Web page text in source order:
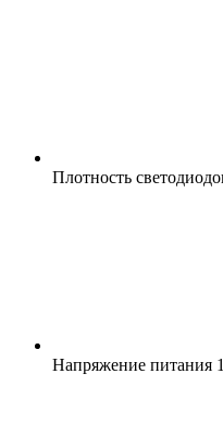
Плотность
Напряжение питания